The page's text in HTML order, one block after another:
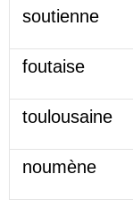
soutienne
foutaise
toulousaine
noumène